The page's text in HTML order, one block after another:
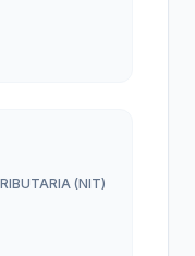
(NIT)